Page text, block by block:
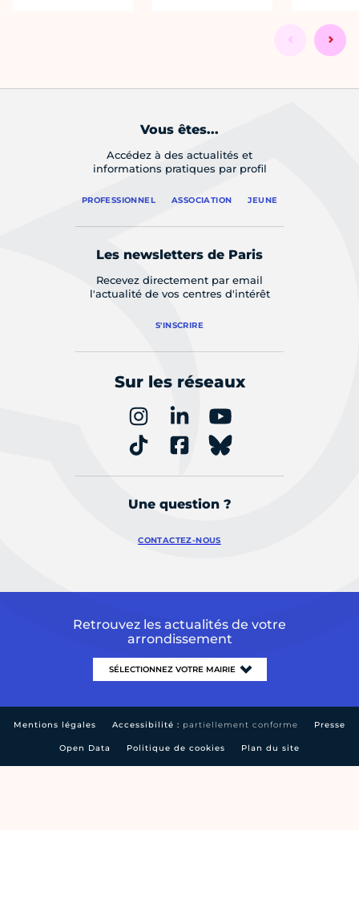
Vous êtes...
Accédez à des actualités et
informations pratiques par profil
PROFESSIONNEL ASSOCIATION JEUNE
Les newsletters de Paris
Recevez directement par email
l'actualité de vos centres d'intérêt
S'INSCRIRE
Sur les réseaux
Une question ?
CONTACTEZ-NOUS
Retrouvez les actualités de votre
arrondissement
Mentions légales Accessibilité : partiellement conforme Presse
Open Data Politique de cookies Plan du site